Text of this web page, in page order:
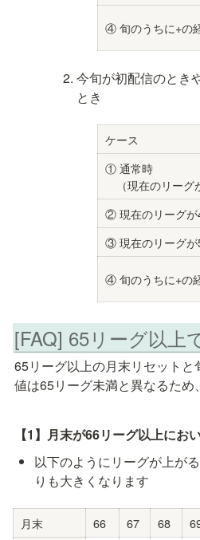
④ 旬のうちに+の
今旬が初配信のとき
とき
ケース
① 通常時
（現在のリーグ
② 現在のリーグが
③ 現在のリーグが
④ 旬のうちに+の
65リーグ以上の月末リセット
値は65リーグ未満と異なるため
【1】月末が66リーグ以上にお
以下のようにリーグが上が
りも大きくなります
月末 66 67 68